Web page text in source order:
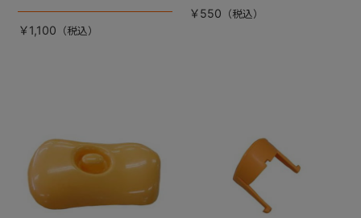
￥1,100
￥550